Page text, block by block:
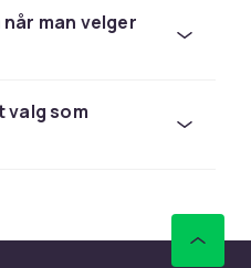
hos CDON.
enkel retur.
man velger
valg som